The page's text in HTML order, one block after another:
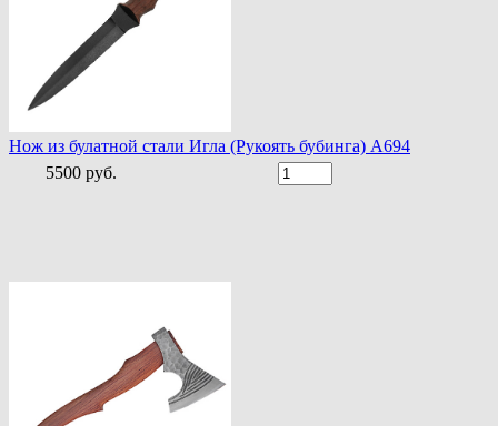
Нож из булатной стали Игла (Рукоять бубинга) A694
5500 руб.